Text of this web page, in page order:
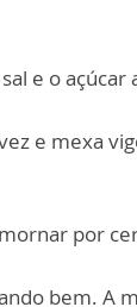
e o
e mexa
por
bem. A